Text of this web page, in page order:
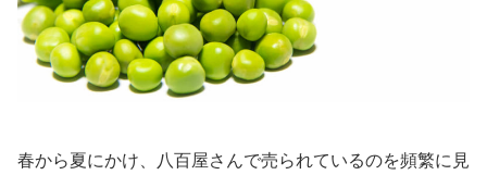
春から夏にかけ、八百屋さんで売られているのを頻繁に見